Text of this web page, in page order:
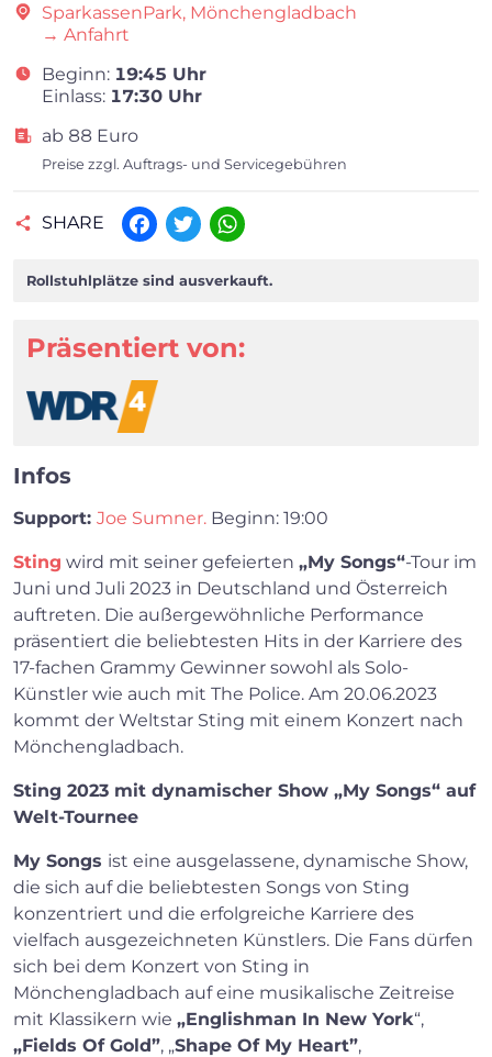
SparkassenPark, Mönchengladbach
→ Anfahrt
Beginn: 19:45 Uhr
Einlass: 17:30 Uhr
ab 88 Euro
Preise zzgl. Auftrags- und Servicegebühren
SHARE
Rollstuhlplätze sind ausverkauft.
Präsentiert von:
Infos
Support: Joe Sumner. Beginn: 19:00
Sting wird mit seiner gefeierten „My Songs“-Tour im
Juni und Juli 2023 in Deutschland und Österreich
auftreten. Die außergewöhnliche Performance
präsentiert die beliebtesten Hits in der Karriere des
17-fachen Grammy Gewinner sowohl als Solo-
Künstler wie auch mit The Police. Am 20.06.2023
kommt der Weltstar Sting mit einem Konzert nach
Mönchengladbach.
Sting 2023 mit dynamischer Show „My Songs“ auf
Welt-Tournee
My Songs ist eine ausgelassene, dynamische Show,
die sich auf die beliebtesten Songs von Sting
konzentriert und die erfolgreiche Karriere des
vielfach ausgezeichneten Künstlers. Die Fans dürfen
sich bei dem Konzert von Sting in
Mönchengladbach auf eine musikalische Zeitreise
mit Klassikern wie „Englishman In New York“,
„Fields Of Gold”, „Shape Of My Heart”,